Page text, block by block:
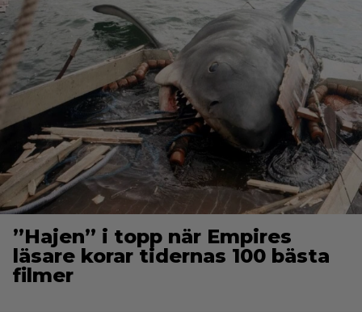
”Hajen” i topp när Empires
läsare korar tidernas 100 bästa
filmer